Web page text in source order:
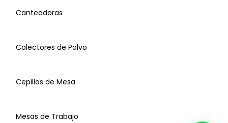
Canteadoras
Colectores de Polvo
Cepillos de Mesa
Mesas de Trabajo